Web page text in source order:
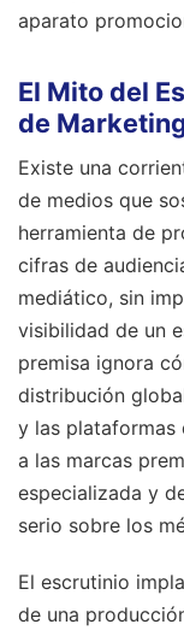
aparato
El Mito del
de
Existe una
de medios que
herramienta de
cifras de
mediático, sin
visibilidad de un
premisa ignora
distribución
y las plataformas
a las marcas
especializada y
serio sobre los
El escrutinio
de una